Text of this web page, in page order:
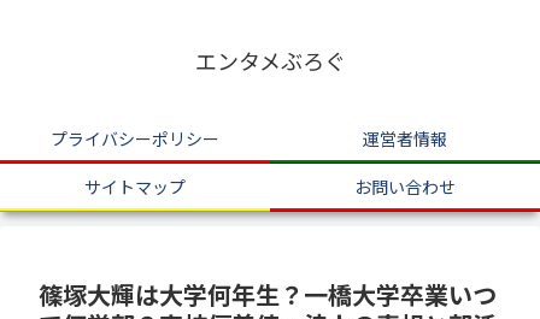
エンタメぶろぐ
プライバシーポリシー
運営者情報
サイトマップ
お問い合わせ
篠塚大輝は大学何年生？一橋大学卒業いつ